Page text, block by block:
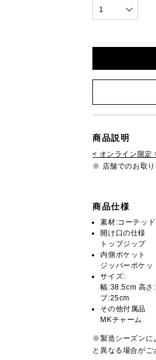
1
商品説明
< オンライン限定
※ 店舗でのお取り
商品仕様
素材:コーテッ
開け口の仕様
トップジップ
内側ポケット
ジッパーポケッ
サイズ:
幅:38.5cm 高さ
プ:25cm
その他付属品
MKチャーム
※製造シーズンに
と異なる場合がご